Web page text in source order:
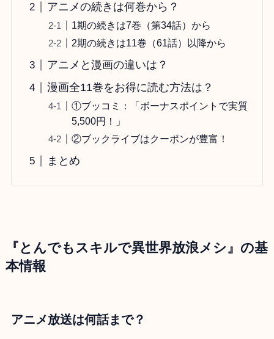
アニメの続きは何巻から？
1期の続きは7巻（第34話）から
2期の続きは11巻（61話）以降から
アニメと漫画の違いは？
漫画全11巻をお得に読む方法は？
①ブッコミ：「ボーナスポイントで実質
5,500円！」
②ブックライブはクーポンが豊富！
まとめ
『とんでもスキルで異世界放浪メシ』の基
本情報
アニメ放送は何話まで？